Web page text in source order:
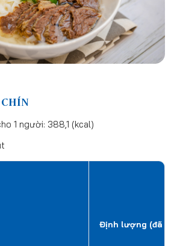
1 người: 388,1 (kcal)
Định lượng (đã